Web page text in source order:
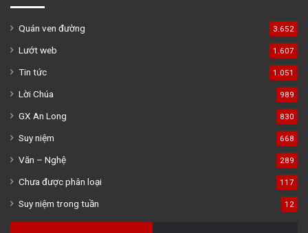
Quán ven đường 3.652
Lướt web 1.607
Tin tức 1.051
Lời Chúa 989
GX An Long 830
Suy niệm 668
Văn – Nghệ 289
Chưa được phân loại 117
Suy niệm trong tuần 12